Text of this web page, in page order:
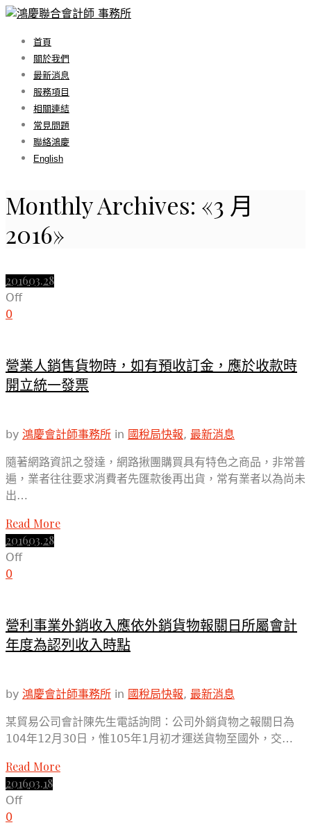
首頁
關於我們
最新消息
服務項目
相關連結
常見問題
聯絡鴻慶
English
Monthly Archives: «3 月
2016»
201603.28
Off
0
營業人銷售貨物時，如有預收訂金，應於收款時
開立統一發票
by 鴻慶會計師事務所 in 國稅局快報, 最新消息
隨著網路資訊之發達，網路揪團購買具有特色之商品，非常普
遍，業者往往要求消費者先匯款後再出貨，常有業者以為尚未
出…
Read More
201603.28
Off
0
營利事業外銷收入應依外銷貨物報關日所屬會計
年度為認列收入時點
by 鴻慶會計師事務所 in 國稅局快報, 最新消息
某貿易公司會計陳先生電話詢問：公司外銷貨物之報關日為
104年12月30日，惟105年1月初才運送貨物至國外，交…
Read More
201603.18
Off
0